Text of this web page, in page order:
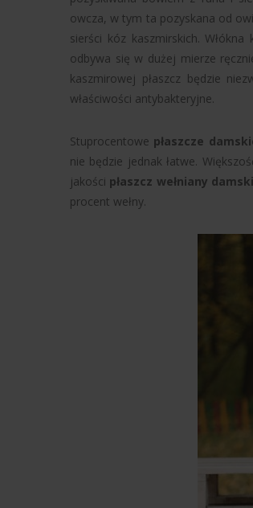
owcza, w tym ta pozyskana od
sierści kóz kaszmirskich.
odbywa się w dużej mierze
kaszmirowej płaszcz będzie
właściwości antybakteryjne.
Stuprocentowe płaszcze
nie będzie jednak łatwe.
jakości płaszcz wełniany damski
procent wełny.